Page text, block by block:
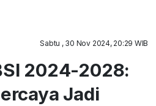
Sabtu , 30 Nov 2024, 20:29 WIB
2024-2028:
Jadi